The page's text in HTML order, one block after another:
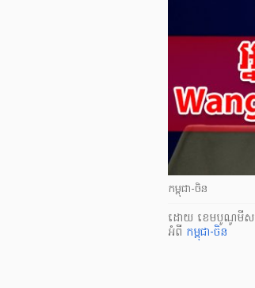
កម្ពុជា-ចិន
ដោយ ​ ខេមបូណូមីស
អំពី កម្ពុជា-ចិន